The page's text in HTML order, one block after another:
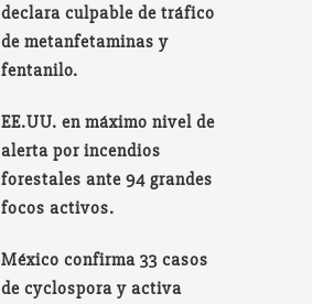
declara culpable de tráfico
de metanfetaminas y
fentanilo.
EE.UU. en máximo nivel de
alerta por incendios
forestales ante 94 grandes
focos activos.
México confirma 33 casos
de cyclospora y activa